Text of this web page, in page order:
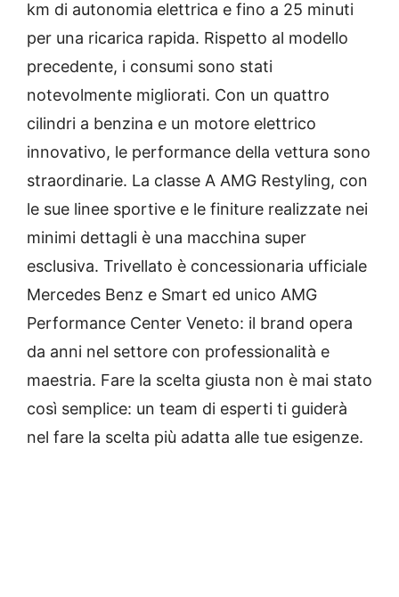
km di autonomia elettrica e fino a 25 minuti
per una ricarica rapida. Rispetto al modello
precedente, i consumi sono stati
notevolmente migliorati. Con un quattro
cilindri a benzina e un motore elettrico
innovativo, le performance della vettura sono
straordinarie. La classe A AMG Restyling, con
le sue linee sportive e le finiture realizzate nei
minimi dettagli è una macchina super
esclusiva. Trivellato è concessionaria ufficiale
Mercedes Benz e Smart ed unico AMG
Performance Center Veneto: il brand opera
da anni nel settore con professionalità e
maestria. Fare la scelta giusta non è mai stato
così semplice: un team di esperti ti guiderà
nel fare la scelta più adatta alle tue esigenze.